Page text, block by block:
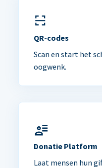
QR-codes
Scan en start het
oogwenk.
Donatie Platform
Laat mensen hun